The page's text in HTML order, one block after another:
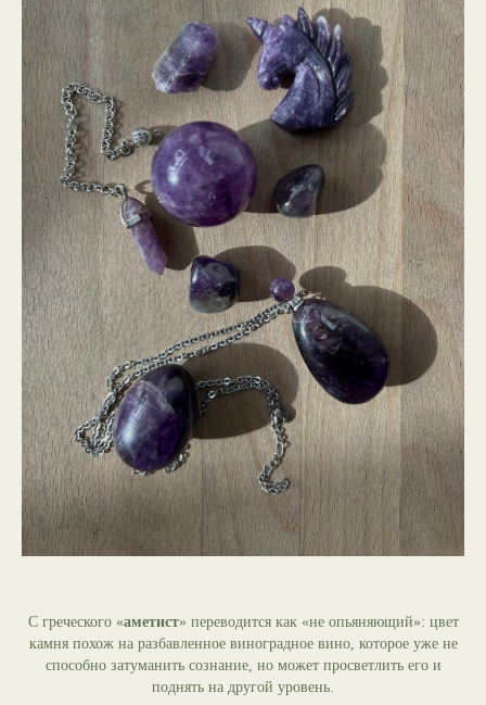
С греческого «аметист» переводится как «не опьяняющий»: цвет
камня похож на разбавленное виноградное вино, которое уже не
способно затуманить сознание, но может просветлить его и
поднять на другой уровень.